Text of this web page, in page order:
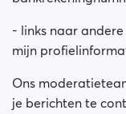
- links naar
mijn
Ons
je berichten te